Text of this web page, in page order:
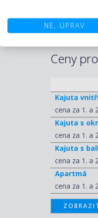
1.
Ceny
Kajuta
cena za 1. a
Kajuta s
cena za 1. a
Kajuta s
cena za 1. a
Apartmá
cena za 1. a
NE, UPRAV